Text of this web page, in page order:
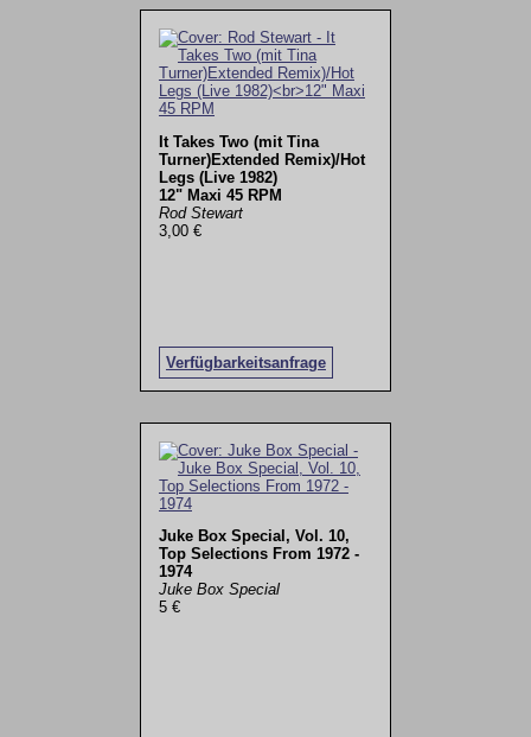
It Takes Two (mit Tina
Turner)Extended Remix)/Hot
Legs (Live 1982)
12" Maxi 45 RPM
Rod Stewart
3,00 €
Verfügbarkeitsanfrage
Juke Box Special, Vol. 10,
Top Selections From 1972 -
1974
Juke Box Special
5 €